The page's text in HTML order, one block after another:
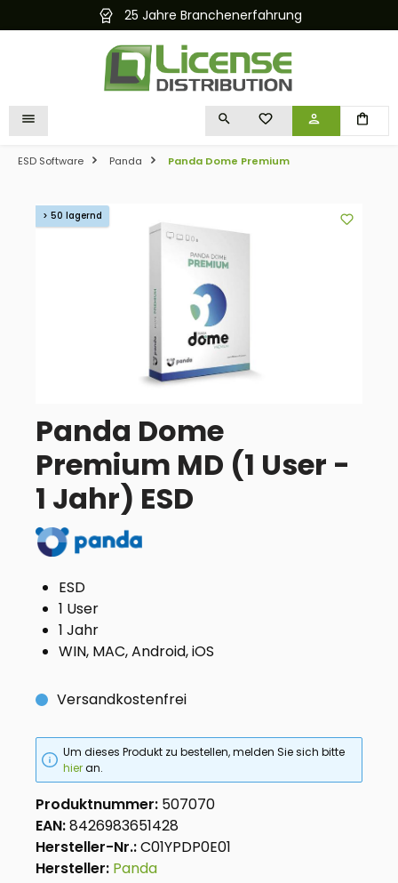
springen 25 Jahre Branchenerfahrung
DU HAST 0 PRODUKTE
ESD Software Panda Panda Dome Premium
Bildergalerie überspringen
> 50 lagernd
Panda Dome
Premium MD (1 User -
1 Jahr) ESD
ESD
1 User
1 Jahr
WIN, MAC, Android, iOS
Versandkostenfrei
Um dieses Produkt zu bestellen, melden Sie sich bitte
hieran.
Produktnummer: 507070
EAN:8426983651428
Hersteller-Nr.:C01YPDP0E01
Hersteller: Panda